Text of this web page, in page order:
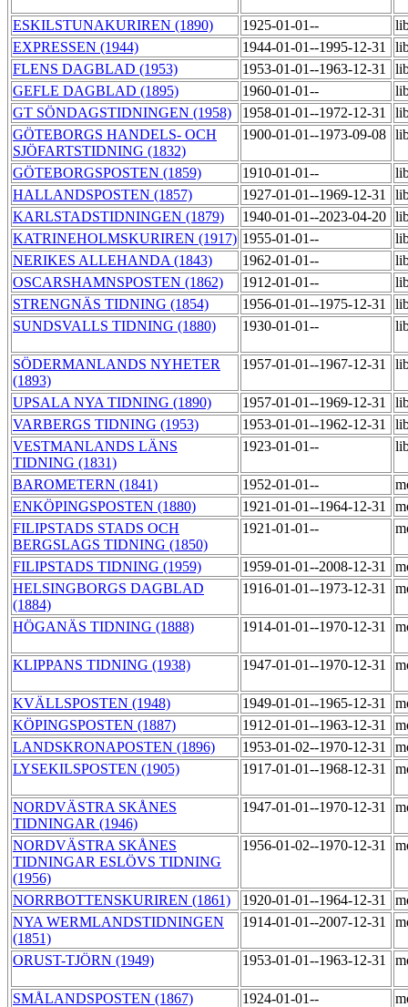
ESKILSTUNAKURIREN (1890) 1925-01-01--
EXPRESSEN (1944)
1944-01-01--1995-12-31
FLENS DAGBLAD (1953)
1953-01-01--1963-12-31
GEFLE DAGBLAD (1895)
1960-01-01--
GT SÖNDAGSTIDNINGEN (1958)
1958-01-01--1972-12-31
GÖTEBORGS HANDELS- OCH
SJÖFARTSTIDNING (1832)
1900-01-01--1973-09-08
GÖTEBORGSPOSTEN (1859) 1910-01-01--
HALLANDSPOSTEN (1857)
1927-01-01--1969-12-31
KARLSTADSTIDNINGEN (1879)
1940-01-01--2023-04-20
KATRINEHOLMSKURIREN (1917) 1955-01-01--
NERIKES ALLEHANDA (1843)
1962-01-01--
OSCARSHAMNSPOSTEN (1862)
1912-01-01--
STRENGNÄS TIDNING (1854)
1956-01-01--1975-12-31
SUNDSVALLS TIDNING (1880)
1930-01-01--
SÖDERMANLANDS NYHETER
(1893)
1957-01-01--1967-12-31
UPSALA NYA TIDNING (1890) 1957-01-01--1969-12-31
VARBERGS TIDNING (1953)
1953-01-01--1962-12-31
VESTMANLANDS LÄNS
TIDNING (1831)
1923-01-01--
BAROMETERN (1841) 1952-01-01--
ENKÖPINGSPOSTEN (1880)
1921-01-01--1964-12-31
FILIPSTADS STADS OCH
BERGSLAGS TIDNING (1850)
1921-01-01--
FILIPSTADS TIDNING (1959) 1959-01-01--2008-12-31
HELSINGBORGS DAGBLAD
(1884)
1916-01-01--1973-12-31
HÖGANÄS TIDNING (1888) 1914-01-01--1970-12-31
KLIPPANS TIDNING (1938) 1947-01-01--1970-12-31
KVÄLLSPOSTEN (1948) 1949-01-01--1965-12-31
KÖPINGSPOSTEN (1887)
1912-01-01--1963-12-31
LANDSKRONAPOSTEN (1896)
1953-01-02--1970-12-31
LYSEKILSPOSTEN (1905)
1917-01-01--1968-12-31
NORDVÄSTRA SKÅNES
TIDNINGAR (1946)
1947-01-01--1970-12-31
NORDVÄSTRA SKÅNES
TIDNINGAR ESLÖVS TIDNING
(1956)
1956-01-02--1970-12-31
NORRBOTTENSKURIREN (1861) 1920-01-01--1964-12-31
NYA WERMLANDSTIDNINGEN
(1851)
1914-01-01--2007-12-31
ORUST-TJÖRN (1949) 1953-01-01--1963-12-31
SMÅLANDSPOSTEN (1867) 1924-01-01--